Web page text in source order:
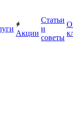
Акции
Статьи
и
советы